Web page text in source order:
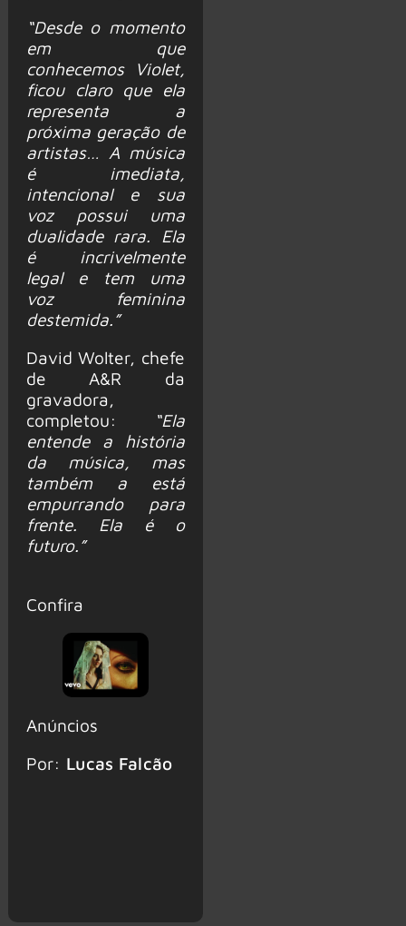
“Desde o momento
em que
conhecemos Violet,
ficou claro que ela
representa a
próxima geração de
artistas… A música
é imediata,
intencional e sua
voz possui uma
dualidade rara. Ela
é incrivelmente
legal e tem uma
voz feminina
destemida.”
David Wolter, chefe
de A&R da
gravadora,
completou:
“Ela
entende a história
da música, mas
também a está
empurrando para
frente. Ela é o
futuro.”
Confira
Anúncios
Por: Lucas Falcão